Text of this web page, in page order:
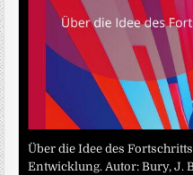
Über die Idee des
Entwicklung. Autor: Bury, J.